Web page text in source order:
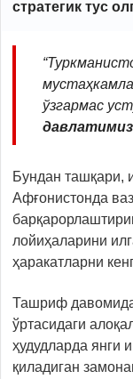
стратегик тус
ўзгармас
Бундан ташқари,
Афғонистонда
лойиҳаларини
ҳаракатларни
Ташриф
ўртасидаги
ҳудудларда янги
қиладиган